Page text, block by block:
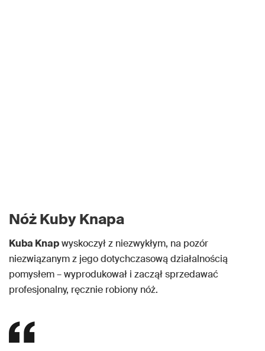
Nóż Kuby Knapa
Kuba Knapwyskoczył z niezwykłym, na pozór
niezwiązanym z jego dotychczasową działalnością
pomysłem – wyprodukował i zaczął sprzedawać
profesjonalny, ręcznie robiony nóż.